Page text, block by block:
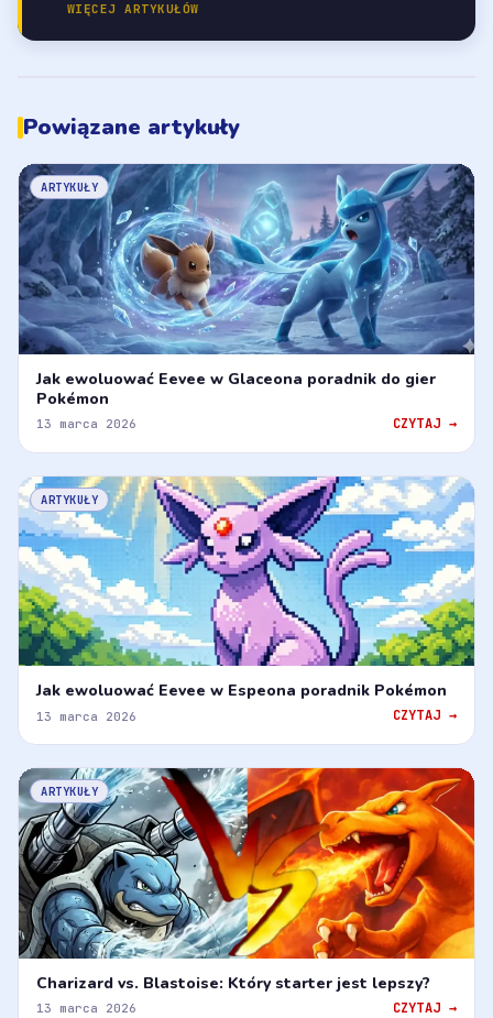
WIĘCEJ ARTYKUŁÓW
Powiązane artykuły
ARTYKUŁY
Jak ewoluować Eevee w Glaceona poradnik do gier
Pokémon
13 marca 2026 CZYTAJ →
ARTYKUŁY
Jak ewoluować Eevee w Espeona poradnik Pokémon
13 marca 2026 CZYTAJ →
ARTYKUŁY
Charizard vs. Blastoise: Który starter jest lepszy?
13 marca 2026 CZYTAJ →